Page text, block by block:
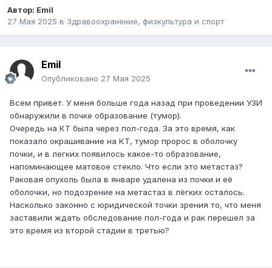
Автор: Emil
27 Мая 2025 в Здравоохранение, физкультура и спорт
Emil
Опубликовано 27 Мая 2025
Всем привет. У меня больше года назад при проведении УЗИ
обнаружили в почке образование (тумор).
Очередь на КТ была через пол-года. За это время, как
показало окрашивание на КТ, тумор пророс в оболочку
почки, и в легких появилось какое-то образование,
напоминающее матовое стекло. Что если это метастаз?
Раковая опухоль была в январе удалена из почки и её
оболочки, но подозрение на метастаз в лёгких осталось.
Насколько законно с юридической точки зрения то, что меня
заставили ждать обследование пол-года и рак перешел за
это время из второй стадии в третью?